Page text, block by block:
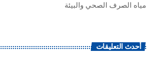
مياه الصرف الصحي والبيئة
أحدث التعليقات